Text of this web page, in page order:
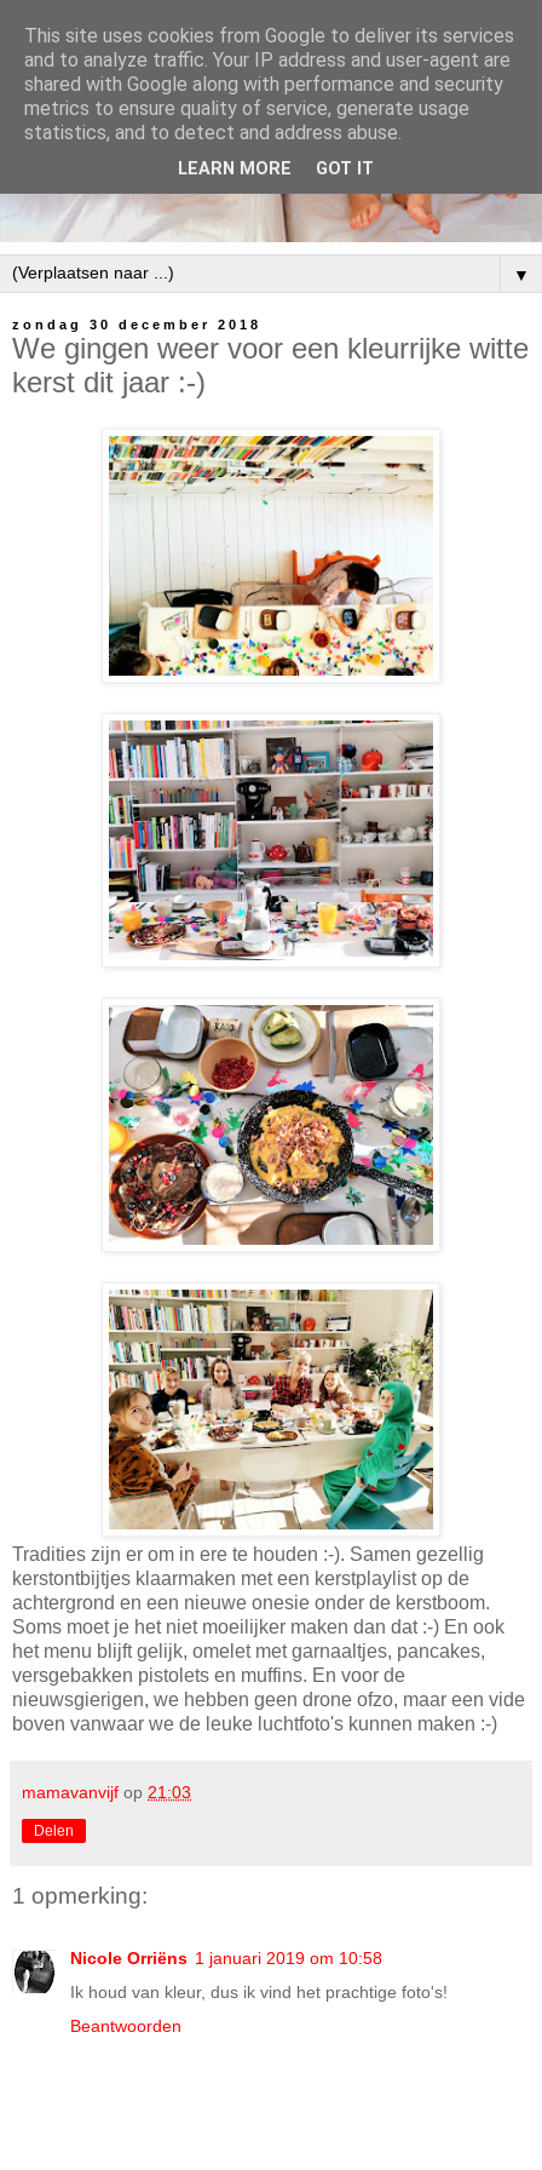
▼
zondag 30 december 2018
We gingen weer voor een kleurrijke witte
kerst dit jaar :-)
Tradities zijn er om in ere te houden :-). Samen gezellig
kerstontbijtjes klaarmaken met een kerstplaylist op de
achtergrond en een nieuwe onesie onder de kerstboom.
Soms moet je het niet moeilijker maken dan dat :-) En ook
het menu blijft gelijk, omelet met garnaaltjes, pancakes,
versgebakken pistolets en muffins. En voor de
nieuwsgierigen, we hebben geen drone ofzo, maar een vide
boven vanwaar we de leuke luchtfoto's kunnen maken :-)
mamavanvijf op 21:03
Delen
1 opmerking:
Nicole Orriëns 1 januari 2019 om 10:58
Ik houd van kleur, dus ik vind het prachtige foto's!
Beantwoorden
This site uses cookies from Google to deliver its services
and to analyze traffic. Your IP address and user-agent are
shared with Google along with performance and security
metrics to ensure quality of service, generate usage
statistics, and to detect and address abuse.
LEARN MORE GOT IT